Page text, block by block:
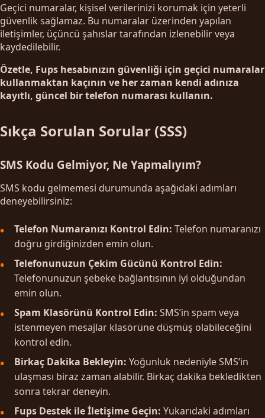
Geçici numaralar, kişisel verilerinizi korumak için yeterli
güvenlik sağlamaz. Bu numaralar üzerinden yapılan
iletişimler, üçüncü şahıslar tarafından izlenebilir veya
kaydedilebilir.
Özetle, Fups hesabınızın güvenliği için geçici numaralar
kullanmaktan kaçının ve her zaman kendi adınıza
kayıtlı, güncel bir telefon numarası kullanın.
Sıkça Sorulan Sorular (SSS)
SMS Kodu Gelmiyor, Ne Yapmalıyım?
SMS kodu gelmemesi durumunda aşağıdaki adımları
deneyebilirsiniz:
Telefon Numaranızı Kontrol Edin: Telefon numaranızı
doğru girdiğinizden emin olun.
Telefonunuzun Çekim Gücünü Kontrol Edin:
Telefonunuzun şebeke bağlantısının iyi olduğundan
emin olun.
Spam Klasörünü Kontrol Edin: SMS’in spam veya
istenmeyen mesajlar klasörüne düşmüş olabileceğini
kontrol edin.
Birkaç Dakika Bekleyin: Yoğunluk nedeniyle SMS’in
ulaşması biraz zaman alabilir. Birkaç dakika bekledikten
sonra tekrar deneyin.
Fups Destek ile İletişime Geçin: Yukarıdaki adımları